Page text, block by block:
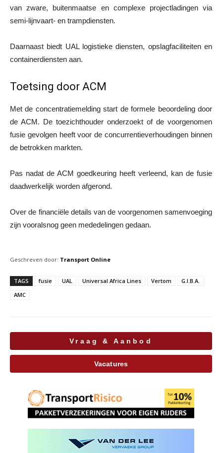
van zware, buitenmaatse en complexe projectladingen via
semi-lijnvaart- en trampdiensten.
Daarnaast biedt UAL logistieke diensten, opslagfaciliteiten en
containerdiensten aan.
Toetsing door ACM
Met de concentratiemelding start de formele beoordeling door
de ACM. De toezichthouder onderzoekt of de voorgenomen
fusie gevolgen heeft voor de concurrentieverhoudingen binnen
de betrokken markten.
Pas nadat de ACM goedkeuring heeft verleend, kan de fusie
daadwerkelijk worden afgerond.
Over de financiële details van de voorgenomen samenvoeging
zijn vooralsnog geen mededelingen gedaan.
Geschreven door: Transport Online
TAGS fusie UAL Universal Africa Lines Vertom
G.I.B.A.
AMC
Vraag & Aanbod
Vacatures